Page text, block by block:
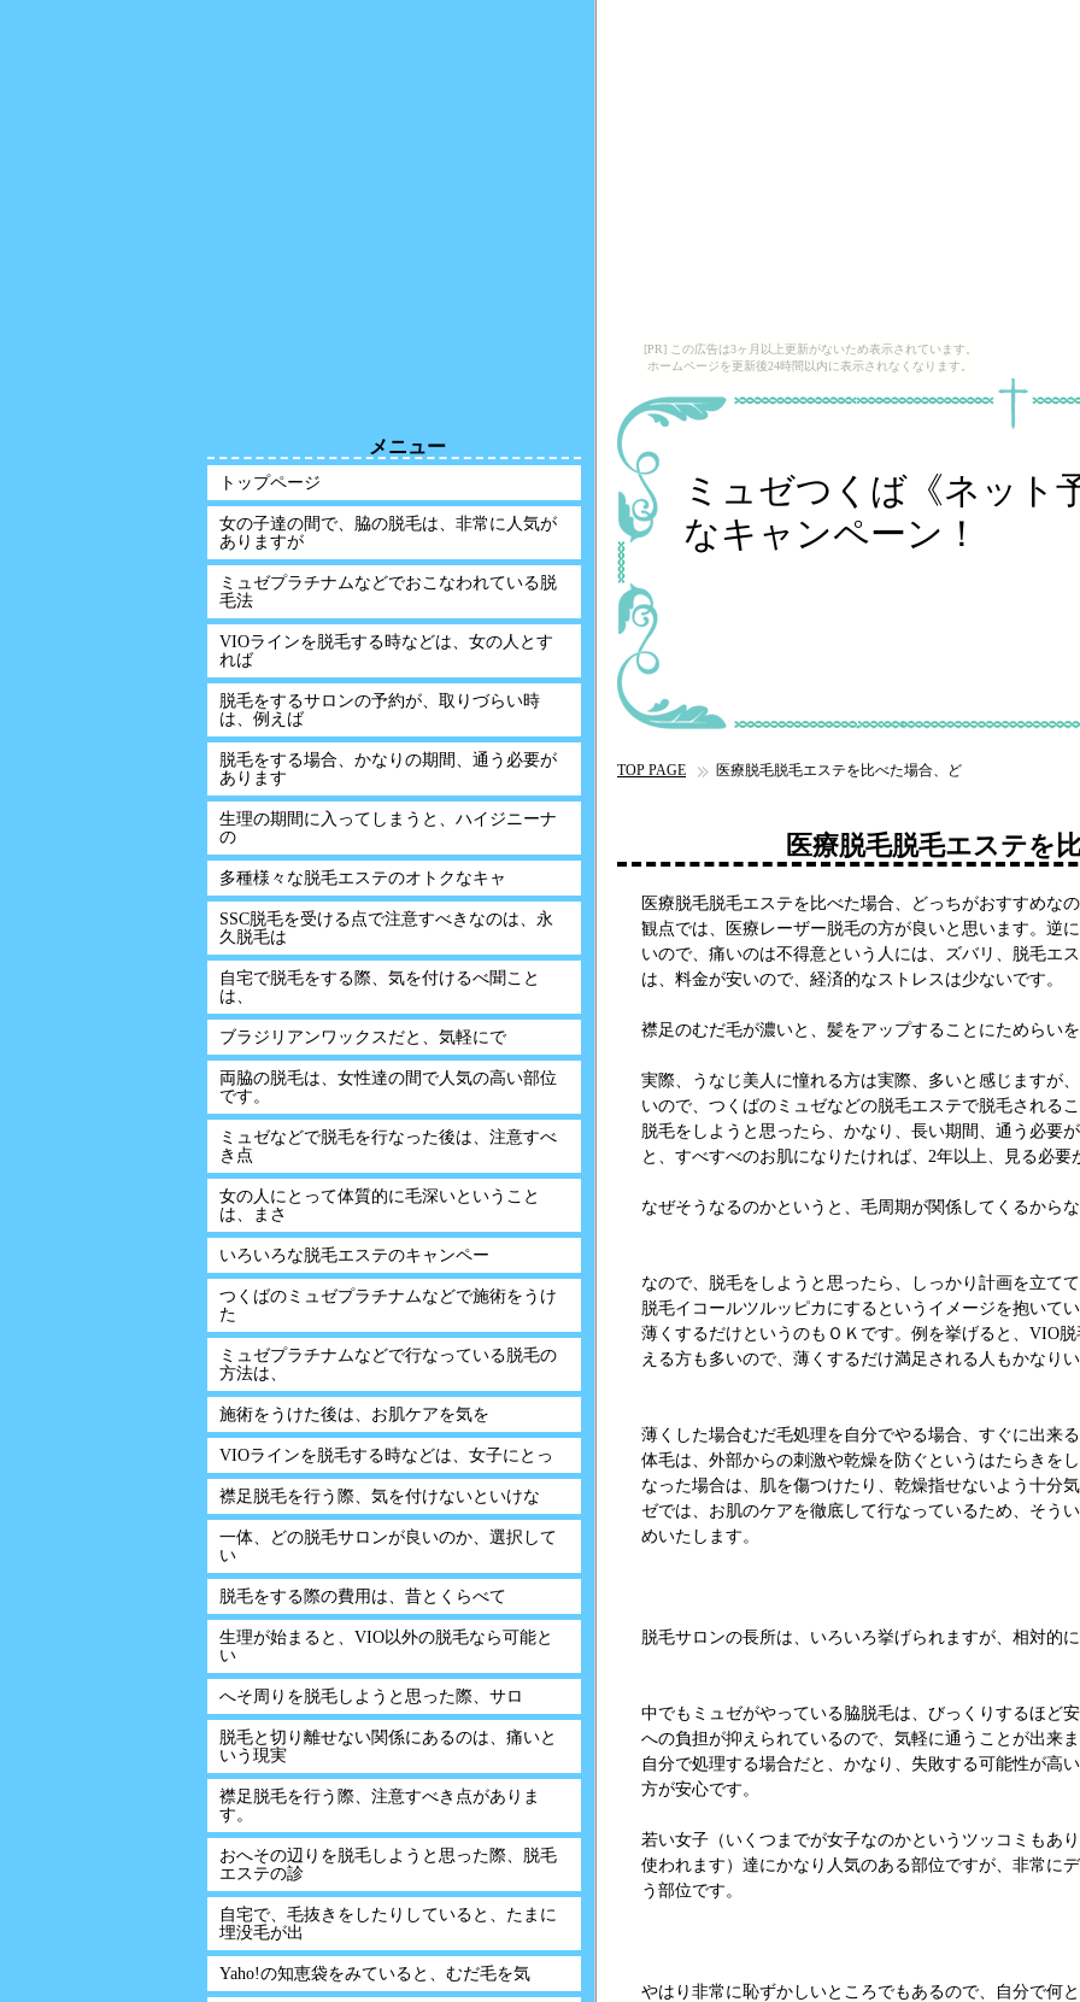
[PR] この広告は3ヶ月以上更新がないため表示されています。
ホームページを更新後24時間以内に表示されなくなります。
ミュゼつくば《ネット
なキャンペーン！
TOP PAGE 医療脱毛脱毛エステを比べた場合、ど
医療脱毛脱毛エステを
医療脱毛脱毛エステを比べた場合、どっちがおすすめな
観点では、医療レーザー脱毛の方が良いと思います。逆
いので、痛いのは不得意という人には、ズバリ、脱毛エ
は、料金が安いので、経済的なストレスは少ないです。
襟足のむだ毛が濃いと、髪をアップすることにためらいを
実際、うなじ美人に憧れる方は実際、多いと感じますが
いので、つくばのミュゼなどの脱毛エステで脱毛される
脱毛をしようと思ったら、かなり、長い期間、通う必要
と、すべすべのお肌になりたければ、2年以上、見る必要
なぜそうなるのかというと、毛周期が関係してくるからな
なので、脱毛をしようと思ったら、しっかり計画を立て
脱毛イコールツルッピカにするというイメージを抱いて
薄くするだけというのもＯＫです。例を挙げると、VIO
える方も多いので、薄くするだけ満足される人もかなりい
薄くした場合むだ毛処理を自分でやる場合、すぐに出来る
体毛は、外部からの刺激や乾燥を防ぐというはたらきを
なった場合は、肌を傷つけたり、乾燥指せないよう十分
ゼでは、お肌のケアを徹底して行なっているため、そう
めいたします。
脱毛サロンの長所は、いろいろ挙げられますが、相対的
中でもミュゼがやっている脇脱毛は、びっくりするほど
への負担が抑えられているので、気軽に通うことが出来ま
自分で処理する場合だと、かなり、失敗する可能性が高
方が安心です。
若い女子（いくつまでが女子なのかというツッコミもあ
使われます）達にかなり人気のある部位ですが、非常に
う部位です。
やはり非常に恥ずかしいところでもあるので、自分で何
メニュー
トップページ
女の子達の間で、脇の脱毛は、非常に人気が
ありますが
ミュゼプラチナムなどでおこなわれている脱
毛法
VIOラインを脱毛する時などは、女の人とす
れば
脱毛をするサロンの予約が、取りづらい時
は、例えば
脱毛をする場合、かなりの期間、通う必要が
あります
生理の期間に入ってしまうと、ハイジニーナ
の
多種様々な脱毛エステのオトクなキャ
SSC脱毛を受ける点で注意すべきなのは、永
久脱毛は
自宅で脱毛をする際、気を付けるべ聞こと
は、
ブラジリアンワックスだと、気軽にで
両脇の脱毛は、女性達の間で人気の高い部位
です。
ミュゼなどで脱毛を行なった後は、注意すべ
き点
女の人にとって体質的に毛深いということ
は、まさ
いろいろな脱毛エステのキャンペー
つくばのミュゼプラチナムなどで施術をうけ
た
ミュゼプラチナムなどで行なっている脱毛の
方法は、
施術をうけた後は、お肌ケアを気を
VIOラインを脱毛する時などは、女子にとっ
襟足脱毛を行う際、気を付けないといけな
一体、どの脱毛サロンが良いのか、選択して
い
脱毛をする際の費用は、昔とくらべて
生理が始まると、VIO以外の脱毛なら可能と
い
へそ周りを脱毛しようと思った際、サロ
脱毛と切り離せない関係にあるのは、痛いと
いう現実
襟足脱毛を行う際、注意すべき点がありま
す。
おへその辺りを脱毛しようと思った際、脱毛
エステの診
自宅で、毛抜きをしたりしていると、たまに
埋没毛が出
Yaho!の知恵袋をみていると、むだ毛を気